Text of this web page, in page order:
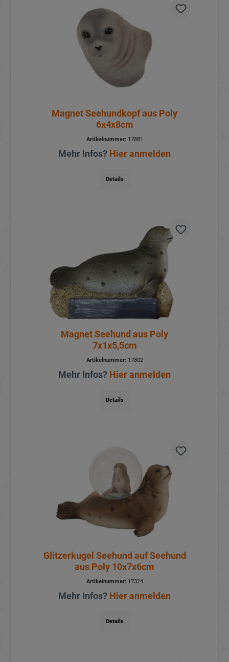
Magnet Seehundkopf aus Poly
6x4x8cm
Artikelnummer:17881
Mehr Infos? Hier anmelden
Details
Magnet Seehund aus Poly
7x1x5,5cm
Artikelnummer:17802
Mehr Infos? Hier anmelden
Details
Glitzerkugel Seehund auf Seehund
aus Poly 10x7x6cm
Artikelnummer:17324
Mehr Infos? Hier anmelden
Details